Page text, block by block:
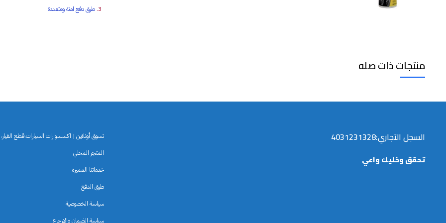
طرق دفع امنة ومتعددة
منتجات ذات صله
السجل التجاري:4031231328
تحقق وخليك واعي
تسوق أونلاين | اكسسوارات السيارات،قطع
المتجر المحلي
خدماتنا المميزة
طرق الدفع
سياسة الخصوصية
سياسة الضمان والإرجاع